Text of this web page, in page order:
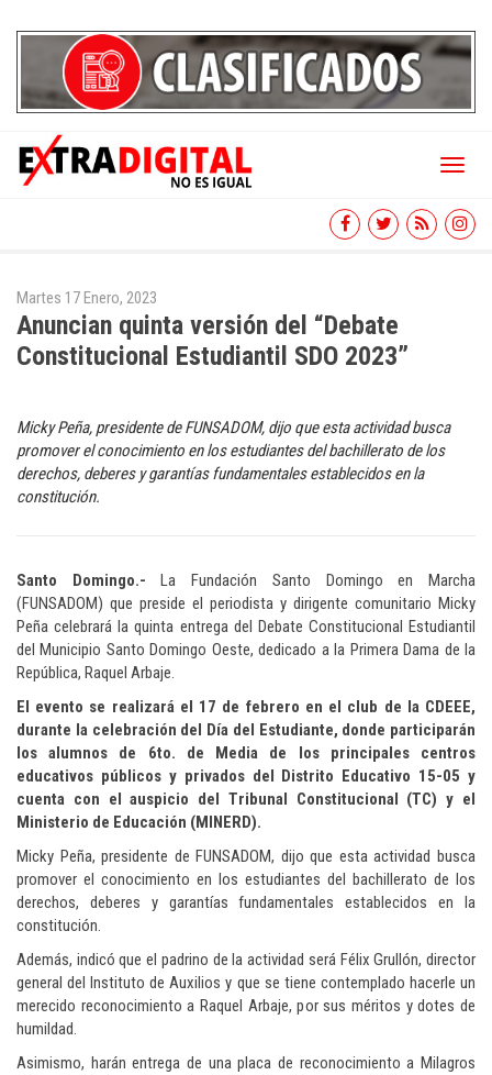
Toggle
Martes 17 Enero, 2023
Anuncian quinta versión del “Debate
Constitucional Estudiantil SDO 2023”
Micky Peña, presidente de FUNSADOM, dijo que esta actividad busca
promover el conocimiento en los estudiantes del bachillerato de los
derechos, deberes y garantías fundamentales establecidos en la
constitución.
Santo Domingo.- La Fundación Santo Domingo en Marcha
(FUNSADOM) que preside el periodista y dirigente comunitario Micky
Peña celebrará la quinta entrega del Debate Constitucional Estudiantil
del Municipio Santo Domingo Oeste, dedicado a la Primera Dama de la
República, Raquel Arbaje.
El evento se realizará el 17 de febrero en el club de la CDEEE,
durante la celebración del Día del Estudiante, donde participarán
los alumnos de 6to. de Media de los principales centros
educativos públicos y privados del Distrito Educativo 15-05 y
cuenta con el auspicio del Tribunal Constitucional (TC) y el
Ministerio de Educación (MINERD).
Micky Peña, presidente de FUNSADOM, dijo que esta actividad busca
promover el conocimiento en los estudiantes del bachillerato de los
derechos, deberes y garantías fundamentales establecidos en la
constitución.
Además, indicó que el padrino de la actividad será Félix Grullón, director
general del Instituto de Auxilios y que se tiene contemplado hacerle un
merecido reconocimiento a Raquel Arbaje, por sus méritos y dotes de
humildad.
Asimismo, harán entrega de una placa de reconocimiento a Milagros